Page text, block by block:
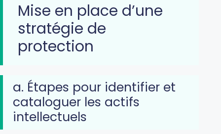
Mise en place d’une
stratégie de
protection
a. Étapes pour identifier et
cataloguer les actifs
intellectuels